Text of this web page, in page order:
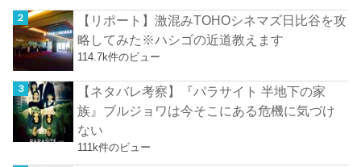
【リポート】激混みTOHOシネマズ日比谷を攻
略してみた※ハシゴの近道教えます
114.7k件のビュー
【ネタバレ考察】『パラサイト 半地下の家
族』ブルジョワは今そこにある危機に気づけ
ない
111k件のビュー